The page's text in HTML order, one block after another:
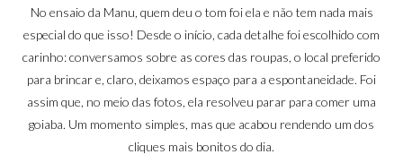
No ensaio da Manu, quem deu o tom foi ela e não tem nada mais
especial do que isso! Desde o início, cada detalhe foi escolhido com
carinho: conversamos sobre as cores das roupas, o local preferido
para brincar e, claro, deixamos espaço para a espontaneidade. Foi
assim que, no meio das fotos, ela resolveu parar para comer uma
goiaba. Um momento simples, mas que acabou rendendo um dos
cliques mais bonitos do dia.